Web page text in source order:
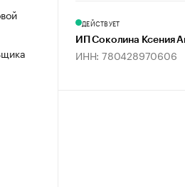
ДЕЙСТВУЕТ
ИП Соколина Ксения
ИНН: 780428970606